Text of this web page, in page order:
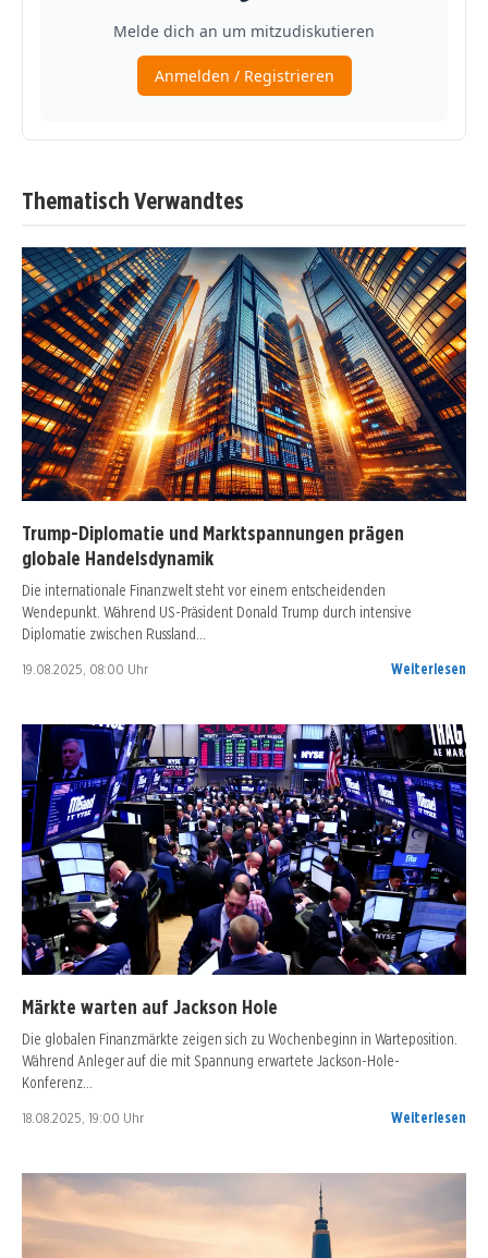
Thematisch Verwandtes
Trump-Diplomatie und Marktspannungen prägen
globale Handelsdynamik
Die internationale Finanzwelt steht vor einem entscheidenden
Wendepunkt. Während US-Präsident Donald Trump durch intensive
Diplomatie zwischen Russland…
19.08.2025, 08:00 Uhr Weiterlesen
Märkte warten auf Jackson Hole
Die globalen Finanzmärkte zeigen sich zu Wochenbeginn in Warteposition.
Während Anleger auf die mit Spannung erwartete Jackson-Hole-
Konferenz…
18.08.2025, 19:00 Uhr Weiterlesen